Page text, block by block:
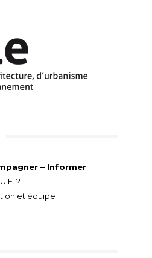
– Informer
?
et équipe